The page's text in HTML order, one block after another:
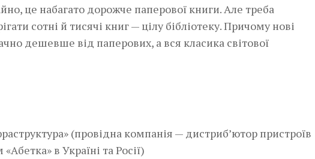
це набагато дорожче паперової книги. Але треба
сотні й тисячі книг — цілу бібліотеку. Причому нові
дешевше від паперових, а вся класика світової
(провідна компанія — дистриб’ютор пристроїв
в Україні та Росії)